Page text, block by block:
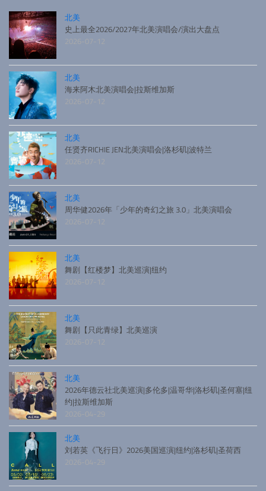
北美
史上最全2026/2027年北美演唱会/演出大盘点
2026-07-12
北美
海来阿木北美演唱会|拉斯维加斯
2026-07-12
北美
任贤齐RICHIE JEN北美演唱会|洛杉矶|波特兰
2026-07-12
北美
周华健2026年「少年的奇幻之旅 3.0」北美演唱会
2026-07-12
北美
舞剧【红楼梦】北美巡演|纽约
2026-07-12
北美
舞剧【只此青绿】北美巡演
2026-07-12
北美
2026年德云社北美巡演|多伦多|温哥华|洛杉矶|圣何塞|纽
约|拉斯维加斯
2026-04-29
北美
刘若英《飞行日》2026美国巡演|纽约|洛杉矶|圣荷西
2026-04-29